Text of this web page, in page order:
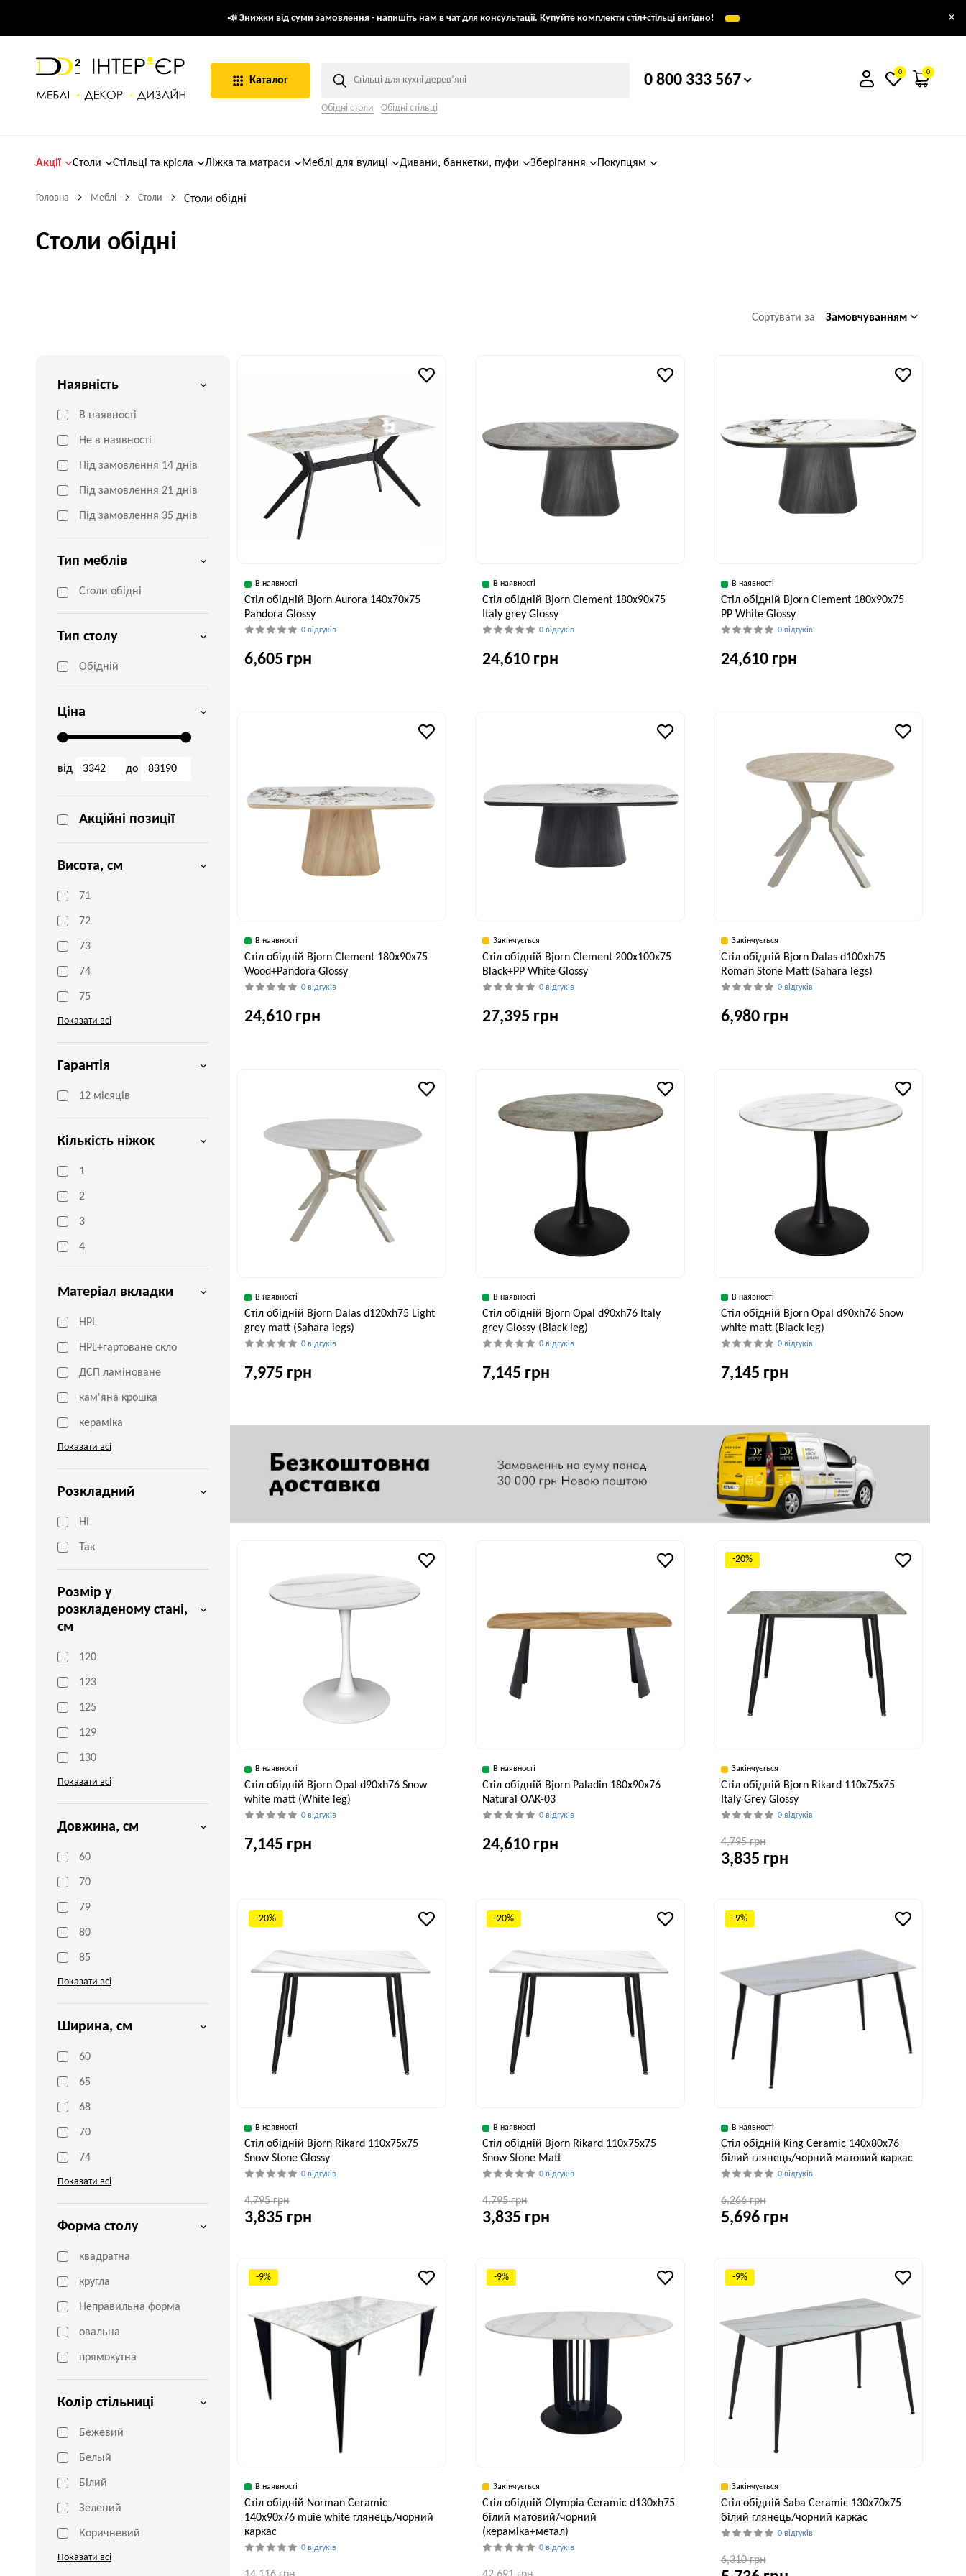
📣 Знижки від суми замовлення - напишіть нам в чат для консультації. Купуйте комплекти стіл+стільці вигідно! ×
Каталог
Обідні столи Обідні стільці
0 800 333 567 0 0
Акції Столи Стільці та крісла Ліжка та матраси Меблі для вулиці Дивани, банкетки, пуфи Зберігання Покупцям
Головна Меблі Столи Столи обідні
Столи обідні
Сортувати за Замовчуванням
Наявність
В наявності
Не в наявності
Під замовлення 14 днів
Під замовлення 21 днів
Під замовлення 35 днів
Тип меблів
Столи обідні
Тип столу
Обідній
Ціна
від до
Акційні позиції
Висота, см
71
72
73
74
75
Показати всі
Гарантія
12 місяців
Кількість ніжок
1
2
3
4
Матеріал вкладки
HPL
HPL+гартоване скло
ДСП ламіноване
кам'яна крошка
кераміка
Показати всі
Розкладний
Ні
Так
Розмір у
розкладеному стані,
см
120
123
125
129
130
Показати всі
Довжина, см
60
70
79
80
85
Показати всі
Ширина, см
60
65
68
70
74
Показати всі
Форма столу
квадратна
кругла
Неправильна форма
овальна
прямокутна
Колір стільниці
Бежевий
Белый
Білий
Зелений
Коричневий
Показати всі
В наявності
Стіл обідній Bjorn Aurora 140x70x75
Pandora Glossy
0 відгуків
6,605 грн
75 см
В наявності
Стіл обідній Bjorn Clement 180х90х75
Italy grey Glossy
0 відгуків
24,610 грн
75 см
В наявності
Стіл обідній Bjorn Clement 180х90х75
PP White Glossy
0 відгуків
24,610 грн
75 см
В наявності
Стіл обідній Bjorn Clement 180х90х75
Wood+Pandora Glossy
0 відгуків
24,610 грн
75 см
Закінчується
Стіл обідній Bjorn Clement 200x100x75
Black+PP White Glossy
0 відгуків
27,395 грн
75 см
Закінчується
Стіл обідній Bjorn Dalas d100xh75
Roman Stone Matt (Sahara legs)
0 відгуків
6,980 грн
75 см
В наявності
Стіл обідній Bjorn Dalas d120xh75 Light
grey matt (Sahara legs)
0 відгуків
7,975 грн
Ширина, см Висота, см
В наявності
Стіл обідній Bjorn Opal d90хh76 Italy
grey Glossy (Black leg)
0 відгуків
7,145 грн
Ширина, см Висота, см
В наявності
Стіл обідній Bjorn Opal d90хh76 Snow
white matt (Black leg)
0 відгуків
7,145 грн
Ширина, см
90 см
Висота, см
В наявності
Стіл обідній Bjorn Opal d90хh76 Snow
white matt (White leg)
0 відгуків
7,145 грн
90 см 76 см
В наявності
Стіл обідній Bjorn Paladin 180x90x76
Natural OAK-03
0 відгуків
24,610 грн
90 см 76 см
-20%
Закінчується
Стіл обідній Bjorn Rikard 110х75х75
Italy Grey Glossy
0 відгуків
4,795 грн
3,835 грн
75 см 75 см
-20%
В наявності
Стіл обідній Bjorn Rikard 110х75х75
Snow Stone Glossy
0 відгуків
4,795 грн
3,835 грн
75 см 75 см
-20%
В наявності
Стіл обідній Bjorn Rikard 110х75х75
Snow Stone Matt
0 відгуків
4,795 грн
3,835 грн
75 см 75 см
-9%
В наявності
Стіл обідній King Ceramic 140x80x76
білий глянець/чорний матовий каркас
0 відгуків
6,266 грн
5,696 грн
80 см 76 см
-9%
В наявності
Стіл обідній Norman Ceramic
140x90x76 muie white глянець/чорний
каркас
0 відгуків
-9%
Закінчується
Стіл обідній Olympia Ceramic d130xh75
білий матовий/чорний
(кераміка+метал)
0 відгуків
-9%
Закінчується
Стіл обідній Saba Ceramic 130x70x75
білий глянець/чорний каркас
0 відгуків
6,310 грн